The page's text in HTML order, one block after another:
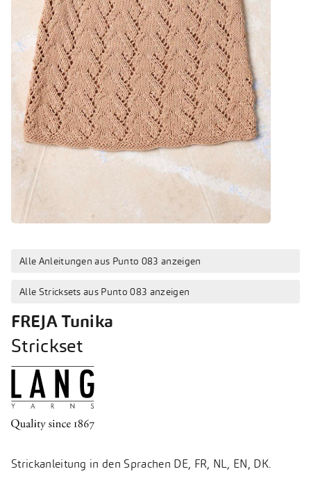
Alle Anleitungen aus Punto 083 anzeigen
Alle Stricksets aus Punto 083 anzeigen
FREJA Tunika
Strickset
Strickanleitung in den Sprachen DE, FR, NL, EN, DK.